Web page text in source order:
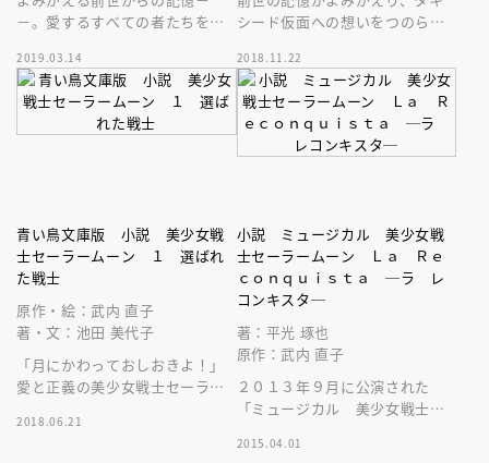
－。愛するすべての者たちを守
たちとともに聖なる戦いに挑
む！
2019.03.14
シード仮面への想いをつのらせ
ちの前に、悪の手先があらわれ
る－－。
2018.11.22
青い鳥文庫版 小説 美少女戦
士セーラームーン １ 選ばれ
た戦士
原作・絵：武内 直子
著・文：池田 美代子
「月にかわっておしおきよ！」
愛と正義の美少女戦士セーラー
て愛される大ヒット漫画を完全
2018.06.21
小説 ミュージカル 美少女戦
士セーラームーン Ｌａ Ｒｅ
ｃｏｎｑｕｉｓｔａ ─ラ レ
コンキスタ─
著：平光 琢也
原作：武内 直子
２０１３年９月に公演された
「ミュージカル 美少女戦士セ
ｎｑｕｉｓｔａ」の小説です。
2015.04.01